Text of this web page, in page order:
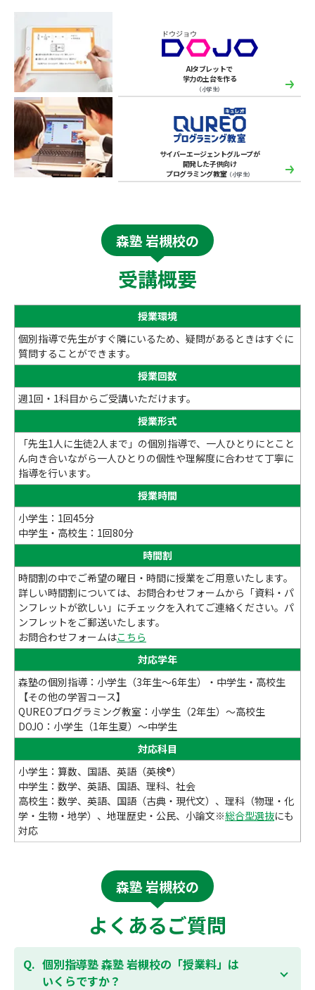
AIタブレットで
学力の土台を作る
（小学生）
サイバーエージェントグループが
開発した子供向け
プログラミング教室（小学生）
森塾 岩槻校の
受講概要
授業環境
個別指導で先生がすぐ隣にいるため、疑問があるときはすぐに
質問することができます。
授業回数
週1回・1科目からご受講いただけます。
授業形式
「先生1人に生徒2人まで」の個別指導で、一人ひとりにとこと
ん向き合いながら一人ひとりの個性や理解度に合わせて丁寧に
指導を行います。
授業時間
小学生：1回45分
中学生・高校生：1回80分
時間割
時間割の中でご希望の曜日・時間に授業をご用意いたします。
詳しい時間割については、お問合わせフォームから「資料・パ
ンフレットが欲しい」にチェックを入れてご連絡ください。パ
ンフレットをご郵送いたします。
お問合わせフォームはこちら
対応学年
森塾の個別指導：小学生（3年生～6年生）・中学生・高校生
【その他の学習コース】
QUREOプログラミング教室：小学生（2年生）～高校生
DOJO：小学生（1年生夏）～中学生
対応科目
小学生：算数、国語、英語（英検®）
中学生：数学、英語、国語、理科、社会
高校生：数学、英語、国語（古典・現代文）、理科（物理・化
学・生物・地学）、地理歴史・公民、小論文※総合型選抜にも
対応
森塾 岩槻校の
よくあるご質問
個別指導塾 森塾 岩槻校の「授業料」は
いくらですか？